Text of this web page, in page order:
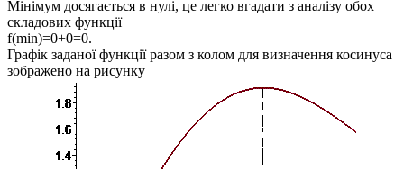
Мінімум досягається в нулі, це легко вгадати з аналізу обох
складових функції
f(min)=0+0=0.
Графік заданої функції разом з колом для визначення косинуса
зображено на рисунку